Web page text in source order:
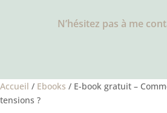
N’hésitez pas à me
Accueil / Ebooks / E-book gratuit –
tensions ?